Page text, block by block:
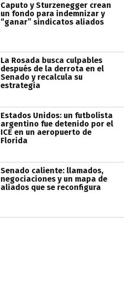
Caputo y Sturzenegger crean
un fondo para indemnizar y
“ganar” sindicatos aliados
La Rosada busca culpables
después de la derrota en el
Senado y recalcula su
estrategia
Estados Unidos: un futbolista
argentino fue detenido por el
ICE en un aeropuerto de
Florida
Senado caliente: llamados,
negociaciones y un mapa de
aliados que se reconfigura